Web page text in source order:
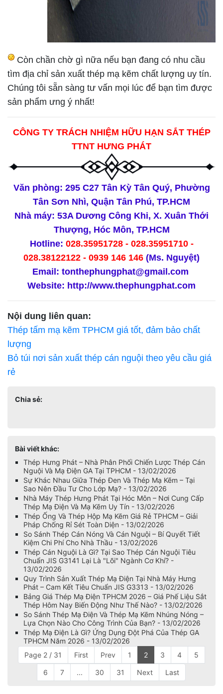
Còn chần chờ gì nữa nếu bạn đang có nhu cầu
tìm địa chỉ sản xuất thép mạ kẽm chất lượng uy tín.
Chúng tôi sẵn sàng tư vấn mọi lúc để bạn tìm được
sản phẩm ưng ý nhất!
CÔNG TY TRÁCH NHIỆM HỮU HẠN SẮT THÉP
TTNT HƯNG PHÁT
Văn phòng: 295 C27 Tân Kỳ Tân Quý, Phường
Tân Sơn Nhì, Quận Tân Phú, TP.HCM
Nhà máy: 53A Dương Công Khi, X. Xuân Thới
Thượng, Hóc Môn, TP.HCM
Hotline: 028.35951728 - 028.35951710 -
028.38122122 - 0939 146 146 (Ms. Nguyệt)
Email: tonthephungphat@gmail.com
Website: http://www.thephungphat.com
Nội dung liên quan:
Thép tấm mạ kẽm TPHCM giá tốt, đảm bảo chất
lượng
Bỏ túi nơi sản xuất thép cán nguội theo yêu cầu giá
rẻ
Chia sẻ:
Bài viết khác:
Thép Hưng Phát – Nhà Phân Phối Chiến Lược Thép Cán
Nguội Và Mạ Điện GA Tại TPHCM - 13/02/2026
Sự Khác Nhau Giữa Thép Đen Và Thép Mạ Kẽm – Tại
Sao Nên Đầu Tư Cho Lớp Mạ? - 13/02/2026
Nhà Máy Thép Hưng Phát Tại Hóc Môn – Nơi Cung Cấp
Thép Mạ Điện Và Mạ Kẽm Uy Tín - 13/02/2026
Thép Ống Và Thép Hộp Mạ Kẽm Giá Rẻ TPHCM – Giải
Pháp Chống Rỉ Sét Toàn Diện - 13/02/2026
So Sánh Thép Cán Nóng Và Cán Nguội – Bí Quyết Tiết
Kiệm Chi Phí Cho Nhà Thầu - 13/02/2026
Thép Cán Nguội Là Gì? Tại Sao Thép Cán Nguội Tiêu
Chuẩn JIS G3141 Lại Là "Lõi" Ngành Cơ Khí? -
13/02/2026
Quy Trình Sản Xuất Thép Mạ Điện Tại Nhà Máy Hưng
Phát – Cam Kết Tiêu Chuẩn JIS G3313 - 13/02/2026
Bảng Giá Thép Mạ Điện TPHCM 2026 – Giá Phế Liệu Sắt
Thép Hôm Nay Biến Động Như Thế Nào? - 13/02/2026
So Sánh Thép Mạ Điện Và Thép Mạ Kẽm Nhúng Nóng –
Lựa Chọn Nào Cho Công Trình Của Bạn? - 13/02/2026
Thép Mạ Điện Là Gì? Ứng Dụng Đột Phá Của Thép GA
TPHCM Năm 2026 - 13/02/2026
Page 2 / 31
First Prev 1 2 3 4 5
6 7 ... 30 31 Next Last